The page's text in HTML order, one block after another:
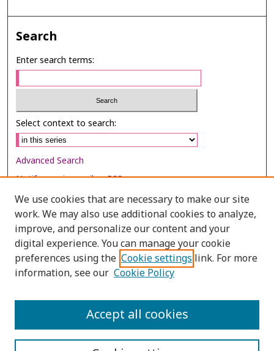
Search
Enter search terms:
Select context to search:
Advanced Search
Notify me via email orRSS
Browse
Collections
Disciplines
Authors
We use cookies that are necessary to make our site
work. We may also use additional cookies to analyze,
improve, and personalize our content and your
digital experience. You can manage your cookie
preferences using the Cookie settings link. For more
information, see our Cookie Policy
Accept all cookies